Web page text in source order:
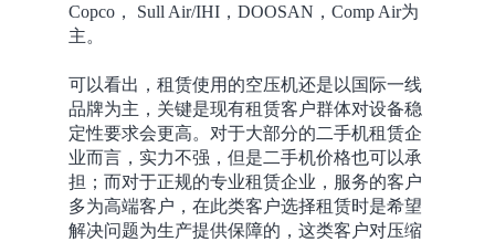
Copco， Sull Air/IHI，DOOSAN，Comp Air为
主。
可以看出，租赁使用的空压机还是以国际一线
品牌为主，关键是现有租赁客户群体对设备稳
定性要求会更高。对于大部分的二手机租赁企
业而言，实力不强，但是二手机价格也可以承
担；而对于正规的专业租赁企业，服务的客户
多为高端客户，在此类客户选择租赁时是希望
解决问题为生产提供保障的，这类客户对压缩